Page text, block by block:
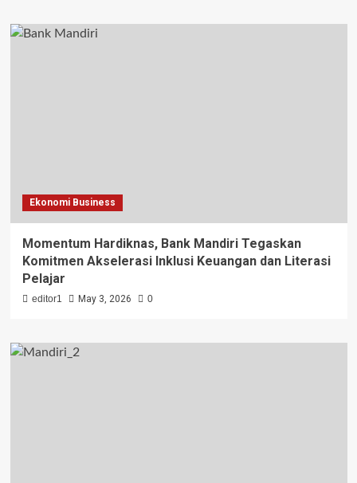
Ekonomi Business
Momentum Hardiknas, Bank Mandiri Tegaskan
Komitmen Akselerasi Inklusi Keuangan dan Literasi
Pelajar
editor1 May 3, 2026 0